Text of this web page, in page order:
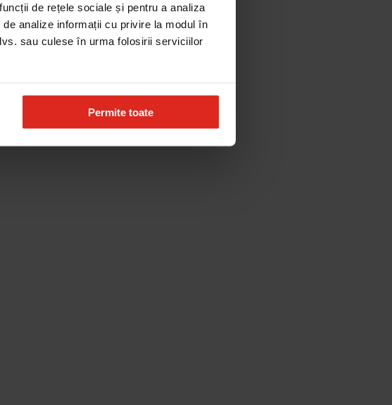
de rețele sociale și pentru a analiza
analize informații cu privire la modul în
sau culese în urma folosirii serviciilor
Permite toate